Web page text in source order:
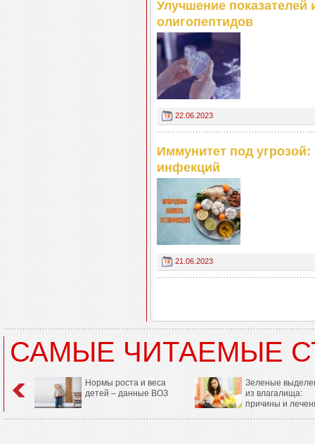
Улучшение
олигопептидов
22.06.2023
Иммунитет под
инфекций
21.06.2023
САМЫЕ ЧИТАЕМЫЕ
Нормы роста и веса
детей – данные ВОЗ
Зеленые
из влагалища:
причины и